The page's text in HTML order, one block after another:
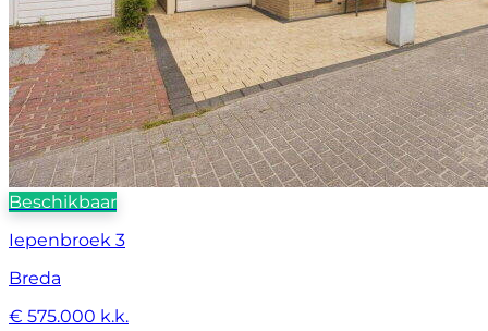
Beschikbaar
Iepenbroek 3
Breda
€ 575.000 k.k.